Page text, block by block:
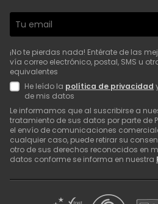
¡No te pierdas nada! Entérate de las
vía correo electrónico, postal, SMS u
equivalentes
He leído la política de privacidad
de mis datos
Le informamos que al suscribirse a
tratamiento de sus datos por parte de
el envío de comunicaciones
cualquier caso, puede retirar su
otro de sus derechos reconocidos en
datos conforme se informa en nuestra